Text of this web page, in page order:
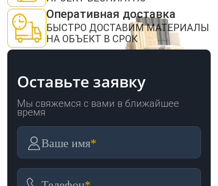
Оперативная доставка
БЫСТРО ДОСТАВИМ МАТЕРИАЛЫ
НА ОБЪЕКТ В СРОК
Оставьте заявку
Мы свяжемся с вами в ближайшее
время
Ваше имя*
ЗАКАЗАТЬ ЗВОНОК
Нажимая кнопку "Отправить", я даю своё согласие на обработку моих персональных
данных в соответствии с ФЗ от 27.07.2006 № 152-ФЗ "О персональных данных", на